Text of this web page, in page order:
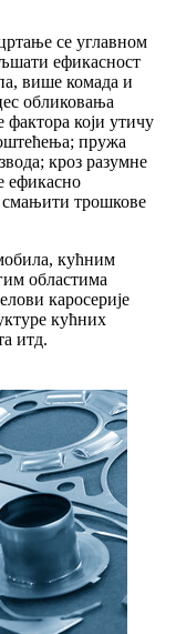
се углавном
ефикасност
више комада и
обликовања
који утичу
пружа
кроз разумне
ефикасно
трошкове
кућним
областима
каросерије
кућних
итд.